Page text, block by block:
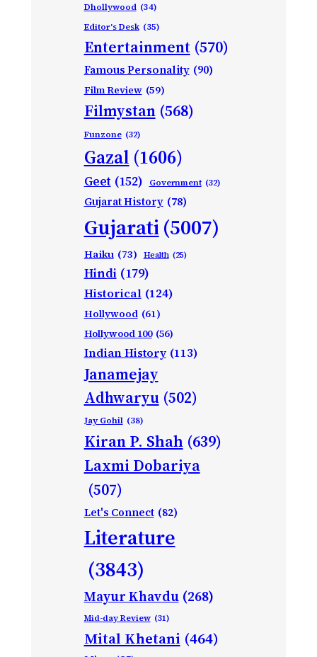
Dhollywood (34)
Editor's Desk (35)
Entertainment (570)
Famous Personality (90)
Film Review (59)
Filmystan (568)
Funzone (32)
Gazal (1606)
Geet (152) Government (32)
Gujarat History (78)
Gujarati(5007)
Haiku (73) Health (25)
Hindi (179)
Historical (124)
Hollywood (61)
Hollywood 100 (56)
Indian History (113)
Janamejay
Adhwaryu (502)
Jay Gohil (38)
Kiran P. Shah (639)
Laxmi Dobariya
(507)
Let's Connect (82)
Literature
(3843)
Mayur Khavdu (268)
Mid-day Review (31)
Mital Khetani (464)